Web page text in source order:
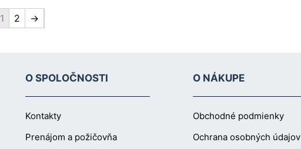
1 2 →
O SPOLOČNOSTI
Kontakty
Prenájom a požičovňa
O NÁKUPE
Obchodné podmienky
Ochrana osobných údajov